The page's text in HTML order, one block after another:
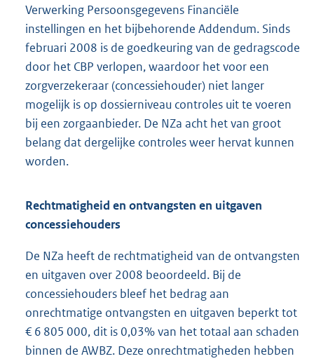
Verwerking Persoonsgegevens Financiële
instellingen en het bijbehorende Addendum. Sinds
februari 2008 is de goedkeuring van de gedragscode
door het CBP verlopen, waardoor het voor een
zorgverzekeraar (concessiehouder) niet langer
mogelijk is op dossierniveau controles uit te voeren
bij een zorgaanbieder. De NZa acht het van groot
belang dat dergelijke controles weer hervat kunnen
worden.
Rechtmatigheid en ontvangsten en uitgaven
concessiehouders
De NZa heeft de rechtmatigheid van de ontvangsten
en uitgaven over 2008 beoordeeld. Bij de
concessiehouders bleef het bedrag aan
onrechtmatige ontvangsten en uitgaven beperkt tot
€ 6 805 000, dit is 0,03% van het totaal aan schaden
binnen de AWBZ. Deze onrechtmatigheden hebben